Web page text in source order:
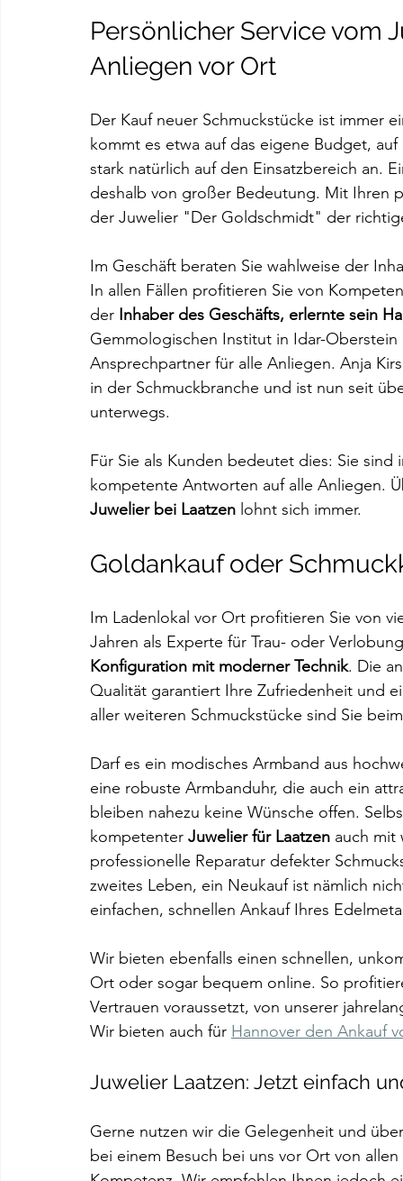
Persönlicher Service vom
Anliegen vor Ort
Der Kauf neuer Schmuckstücke ist immer
kommt es etwa auf das eigene Budget,
stark natürlich auf den Einsatzbereich an.
deshalb von großer Bedeutung. Mit Ihren
der Juwelier "Der Goldschmidt" der
Im Geschäft beraten Sie wahlweise der
In allen Fällen profitieren Sie von
der Inhaber des Geschäfts, erlernte sein
Gemmologischen Institut in Idar-
Ansprechpartner für alle Anliegen. Anja
in der Schmuckbranche und ist nun seit
unterwegs.
Für Sie als Kunden bedeutet dies: Sie
kompetente Antworten auf alle Anliegen.
Juwelier bei Laatzen lohnt sich immer.
Goldankauf oder
Im Ladenlokal vor Ort profitieren Sie von
Jahren als Experte für Trau- oder
Konfiguration mit moderner Technik. Die
Qualität garantiert Ihre Zufriedenheit und
aller weiteren Schmuckstücke sind Sie
Darf es ein modisches Armband aus
eine robuste Armbanduhr, die auch ein
bleiben nahezu keine Wünsche offen.
kompetenter Juwelier für Laatzen auch mit
professionelle Reparatur defekter
zweites Leben, ein Neukauf ist nämlich
einfachen, schnellen Ankauf Ihres
Wir bieten ebenfalls einen schnellen,
Ort oder sogar bequem online. So
Vertrauen voraussetzt, von unserer
Wir bieten auch für Hannover den Ankauf
Juwelier Laatzen: Jetzt einfach
Gerne nutzen wir die Gelegenheit und
bei einem Besuch bei uns vor Ort von